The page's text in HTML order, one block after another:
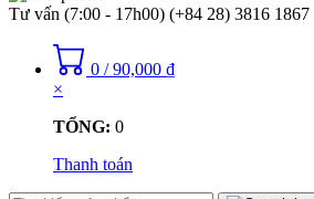
Tư vấn (7:00 - 17h00) (+84 28) 3816 1867
0 / 90,000 ₫
×
TỔNG: 0
Thanh toán